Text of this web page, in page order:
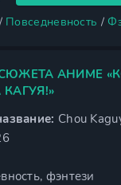
/ Повседневность /
АНИМЕ
Chou
фэнтези